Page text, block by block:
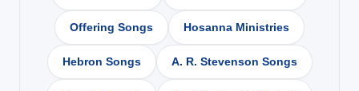
Offering Songs Hosanna Ministries
Hebron Songs A. R. Stevenson Songs